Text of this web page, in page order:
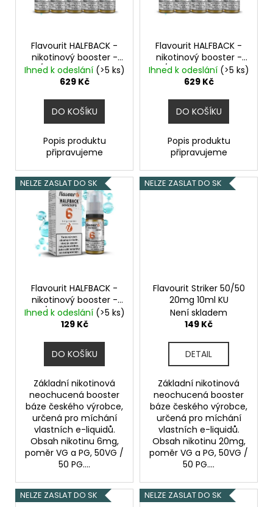
Flavourit HALFBACK -
nikotinový booster -
70/30 - 5x10ml - 6mg
Ihned k odeslání (>5 ks)
629 Kč
DO KOŠÍKU
Popis produktu
připravujeme
Flavourit HALFBACK -
nikotinový booster -
70/30 - 5x10ml - 6mg
Ihned k odeslání (>5 ks)
629 Kč
DO KOŠÍKU
Popis produktu
připravujeme
NELZE ZASLAT DO SK
Flavourit HALFBACK -
nikotinový booster -
50/50 - 10ml - 6mg
Ihned k odeslání (>5 ks)
129 Kč
DO KOŠÍKU
Základní nikotinová
neochucená booster
báze českého výrobce,
určená pro míchání
vlastních e-liquidů.
Obsah nikotinu 6mg,
poměr VG a PG, 50VG /
50 PG....
NELZE ZASLAT DO SK
Flavourit Striker 50/50
20mg 10ml KU
Není skladem
149 Kč
DETAIL
Základní nikotinová
neochucená booster
báze českého výrobce,
určená pro míchání
vlastních e-liquidů.
Obsah nikotinu 20mg,
poměr VG a PG, 50VG /
50 PG....
NELZE ZASLAT DO SK NELZE ZASLAT DO SK